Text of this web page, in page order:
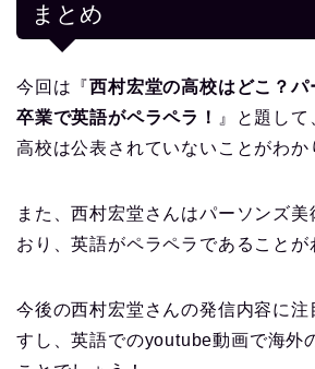
まとめ
今回は『西村宏堂の高校はどこ？パ
卒業で英語がペラペラ！
』と題し
高校は公表されていないことがわか
また、西村宏堂さんはパーソンズ美
おり、英語がペラペラであることが
今後の西村宏堂さんの発信内容に
すし、英語でのyoutube動画で海外